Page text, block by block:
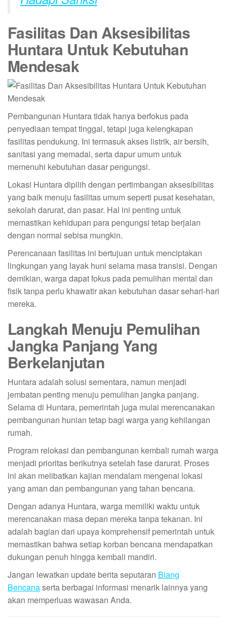
Fasilitas Dan Aksesibilitas
Huntara Untuk Kebutuhan
Mendesak
Pembangunan Huntara tidak hanya berfokus pada
penyediaan tempat tinggal, tetapi juga kelengkapan
fasilitas pendukung. Ini termasuk akses listrik, air bersih,
sanitasi yang memadai, serta dapur umum untuk
memenuhi kebutuhan dasar pengungsi.
Lokasi Huntara dipilih dengan pertimbangan aksesibilitas
yang baik menuju fasilitas umum seperti pusat kesehatan,
sekolah darurat, dan pasar. Hal ini penting untuk
memastikan kehidupan para pengungsi tetap berjalan
dengan normal sebisa mungkin.
Perencanaan fasilitas ini bertujuan untuk menciptakan
lingkungan yang layak huni selama masa transisi. Dengan
demikian, warga dapat fokus pada pemulihan mental dan
fisik tanpa perlu khawatir akan kebutuhan dasar sehari-hari
mereka.
Langkah Menuju Pemulihan
Jangka Panjang Yang
Berkelanjutan
Huntara adalah solusi sementara, namun menjadi
jembatan penting menuju pemulihan jangka panjang.
Selama di Huntara, pemerintah juga mulai merencanakan
pembangunan hunian tetap bagi warga yang kehilangan
rumah.
Program relokasi dan pembangunan kembali rumah warga
menjadi prioritas berikutnya setelah fase darurat. Proses
ini akan melibatkan kajian mendalam mengenai lokasi
yang aman dan pembangunan yang tahan bencana.
Dengan adanya Huntara, warga memiliki waktu untuk
merencanakan masa depan mereka tanpa tekanan. Ini
adalah bagian dari upaya komprehensif pemerintah untuk
memastikan bahwa setiap korban bencana mendapatkan
dukungan penuh hingga kembali mandiri.
Jangan lewatkan update berita seputaran Biang
Bencanaserta berbagai informasi menarik lainnya yang
akan memperluas wawasan Anda.